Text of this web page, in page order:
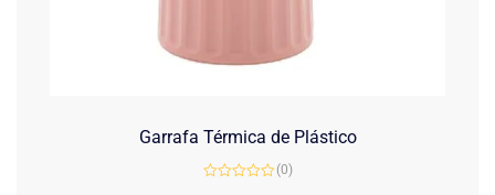
Garrafa Térmica de Plástico
(0)